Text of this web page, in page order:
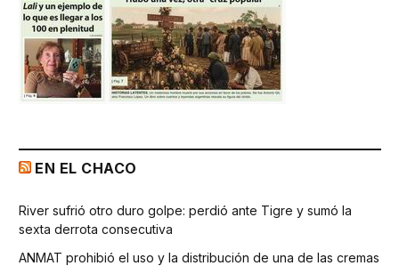
EN EL CHACO
River sufrió otro duro golpe: perdió ante Tigre y sumó la
sexta derrota consecutiva
ANMAT prohibió el uso y la distribución de una de las cremas